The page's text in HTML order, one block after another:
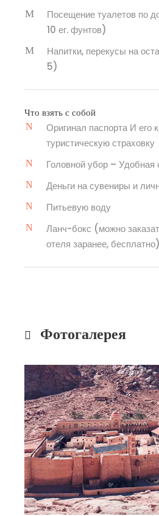
Посещение туалетов по
10 ег. фунтов)
Напитки, перекусы на
5)
Что взять с собой
Оригинал паспорта И его
туристическую страховку
Головной убор – Удобная
Деньги на сувениры и
Питьевую воду
Ланч-бокс (можно
отеля заранее, бесплатно)
Фотогалерея